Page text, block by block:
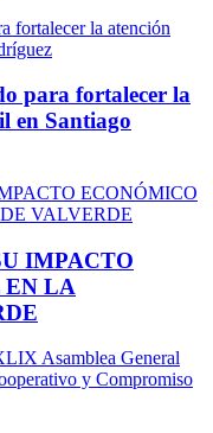
para fortalecer la
en Santiago
IMPACTO
EN LA